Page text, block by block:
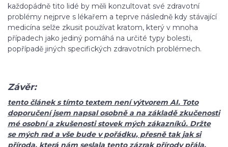
každopádně tito lidé by měli konzultovat své zdravotní
problémy nejprve s lékařem a teprve následně kdy stávající
medicína selže zkusit používat kratom, který v mnoha
případech jako jediný pomáhá na určité typy bolesti,
popřípadě jiných specifických zdravotních problémech.
Závěr:
tento článek s tímto textem není výtvorem AI. Toto
doporučení jsem napsal osobně a na základě zkučenosti
mé osobní a zkušenosti stovek mých zákazníků. Držte
se mých rad a vše bude v pořádku, přesně tak jak si
příroda, která nám seslala tento zázrak přírody přála.